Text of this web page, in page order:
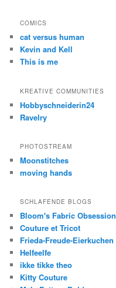
COMICS
cat versus human
Kevin and Kell
This is me
KREATIVE COMMUNITIES
Hobbyschneiderin24
Ravelry
PHOTOSTREAM
Moonstitches
moving hands
SCHLAFENDE BLOGS
Bloom's Fabric Obsession
Couture et Tricot
Frieda-Freude-Eierkuchen
Helfeelfe
ikke tikke theo
Kitty Couture